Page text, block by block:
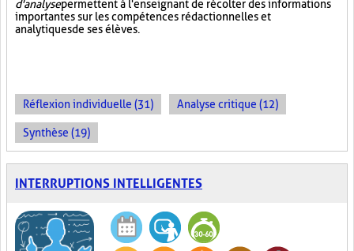
d'analysepermettent à l'enseignant de récolter des informations
importantes sur les compétences rédactionnelles et
analytiques de ses élèves.
Réflexion individuelle (31) Analyse critique (12)
Synthèse (19)
INTERRUPTIONS INTELLIGENTES